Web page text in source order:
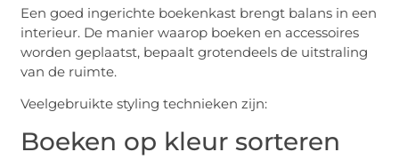
Een goed ingerichte boekenkast brengt balans in een
interieur. De manier waarop boeken en accessoires
worden geplaatst, bepaalt grotendeels de uitstraling
van de ruimte.
Veelgebruikte styling technieken zijn:
Boeken op kleur sorteren